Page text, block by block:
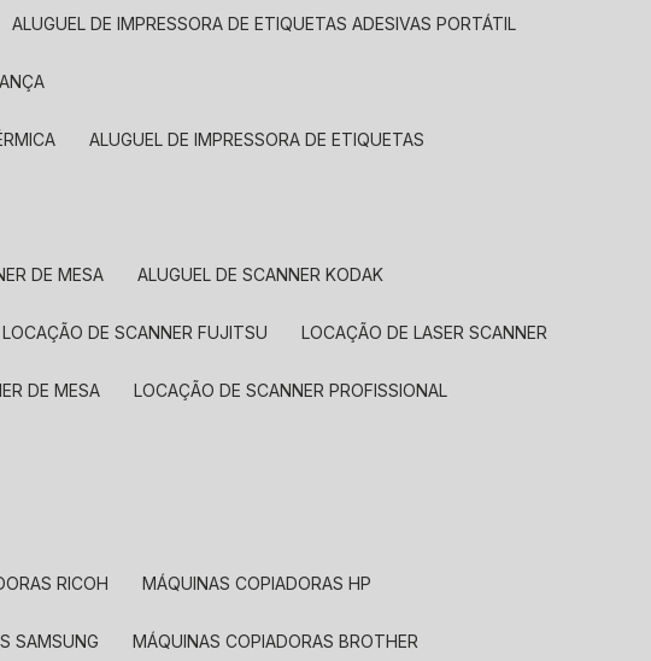
ALUGUEL DE IMPRESSORA DE ETIQUETAS ADESIVAS PORTÁTIL
ALUGUEL DE IMPRESSORA DE ETIQUETAS
DE MESA ALUGUEL DE SCANNER KODAK
LOCAÇÃO DE SCANNER FUJITSU LOCAÇÃO DE LASER SCANNER
DE MESA LOCAÇÃO DE SCANNER PROFISSIONAL
RICOH MÁQUINAS COPIADORAS HP
SAMSUNG MÁQUINAS COPIADORAS BROTHER